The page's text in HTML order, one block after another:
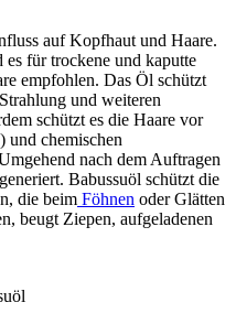
auf Kopfhaut und Haare.
für trockene und kaputte
empfohlen. Das Öl schützt
und weiteren
schützt es die Haare vor
und chemischen
nach dem Auftragen
Babussuöl schützt die
die beim Föhnen oder Glätten
beugt Ziepen, aufgeladenen